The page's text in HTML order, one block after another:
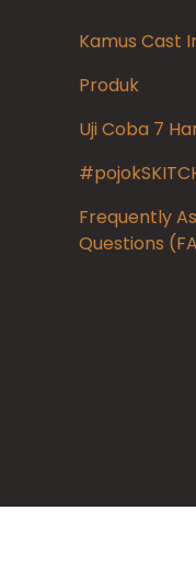
Kamus Cast
Produk
Uji Coba 7
Frequently
Questions